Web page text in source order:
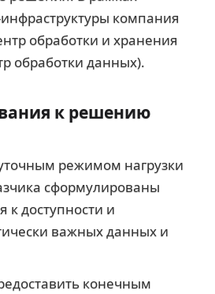
компания
обработки и хранения
обработки данных).
к решению
режимом нагрузки
сформулированы
к доступности и
важных данных и
конечным